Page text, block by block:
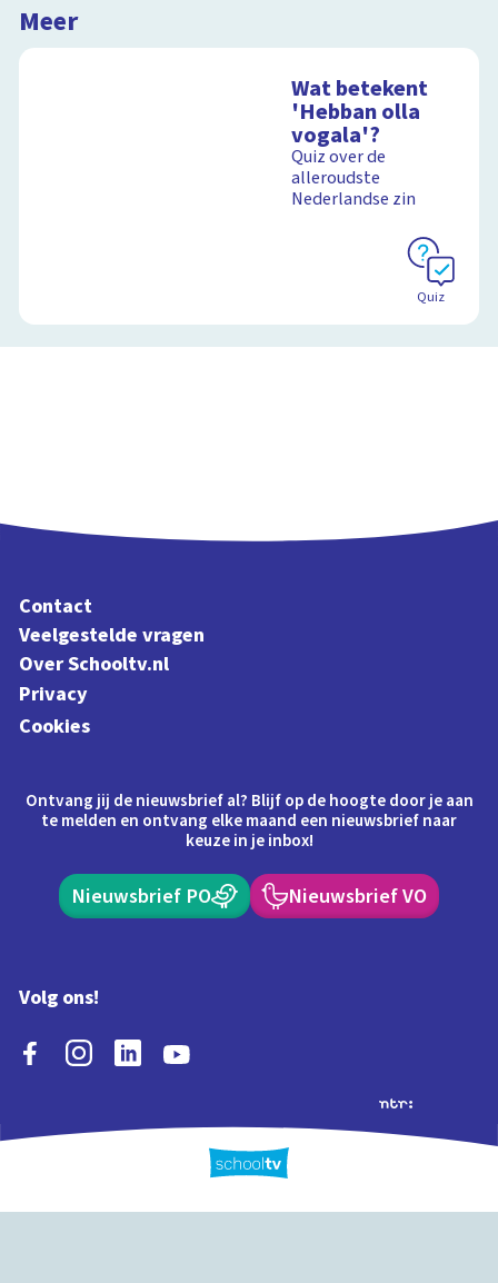
Meer
Wat betekent
'Hebban olla
vogala'?
Quiz over de
alleroudste
Nederlandse zin
Quiz
Contact
Veelgestelde vragen
Over Schooltv.nl
Privacy
Cookies
Ontvang jij de nieuwsbrief al? Blijf op de hoogte door je aan
te melden en ontvang elke maand een nieuwsbrief naar
keuze in je inbox!
Nieuwsbrief PO Nieuwsbrief VO
Volg ons!